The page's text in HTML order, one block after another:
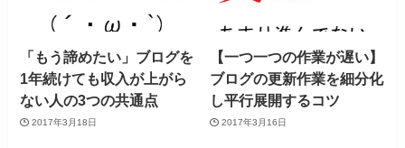
「もう諦めたい」ブログを
1年続けても収入が上がら
ない人の3つの共通点
2017年3月18日
【一つ一つの作業が遅い】
ブログの更新作業を細分化
し平行展開するコツ
2017年3月16日